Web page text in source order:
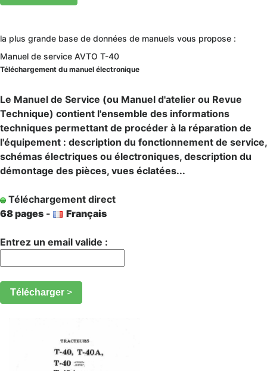
la plus grande base de données de manuels vous propose :
Manuel de service AVTO T-40
Téléchargement du manuel électronique
Le Manuel de Service (ou Manuel d'atelier ou Revue
Technique) contient l'ensemble des informations
techniques permettant de procéder à la réparation de
l'équipement : description du fonctionnement de service,
schémas électriques ou électroniques, description du
démontage des pièces, vues éclatées...
Téléchargement direct
68 pages - Français
Entrez un email valide :
Télécharger >